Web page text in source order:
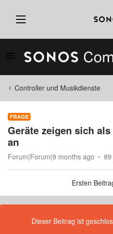
Controller und Musikdienste
FRAGE
Geräte zeigen sich
an
Forum|Forum|9 months ago
Ersten
Dieser Beitrag ist